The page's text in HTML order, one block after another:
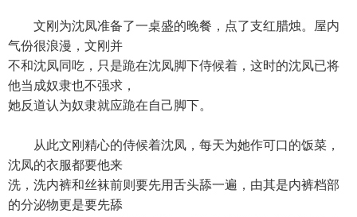
文刚为沈凤准备了一桌盛的晚餐，点了支红腊烛。屋内
气份很浪漫，文刚并
不和沈凤同吃，只是跪在沈凤脚下侍候着，这时的沈凤已将
他当成奴隶也不强求，
她反道认为奴隶就应跪在自己脚下。
从此文刚精心的侍候着沈凤，每天为她作可口的饭菜，
沈凤的衣服都要他来
洗，洗内裤和丝袜前则要先用舌头舔一遍，由其是内裤档部
的分泌物更是要先舔